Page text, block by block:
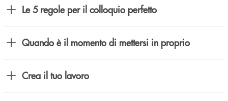
Le 5 regole per il colloquio perfetto
Quando è il momento di mettersi in proprio
Crea il tuo lavoro